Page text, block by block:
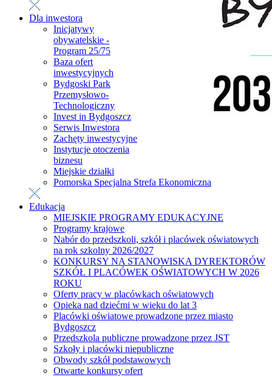
Dla inwestora
Inicjatywy
obywatelskie -
Program 25/75
Baza ofert
inwestycyjnych
Bydgoski Park
Przemysłowo-
Technologiczny
Invest in Bydgoszcz
Serwis Inwestora
Zachęty inwestycyjne
Instytucje otoczenia
biznesu
Miejskie działki
Pomorska Specjalna Strefa Ekonomiczna
Edukacja
MIEJSKIE PROGRAMY EDUKACYJNE
Programy krajowe
Nabór do przedszkoli, szkół i placówek oświatowych
na rok szkolny 2026/2027
KONKURSY NA STANOWISKA DYREKTORÓW
SZKÓŁ I PLACÓWEK OŚWIATOWYCH W 2026
ROKU
Oferty pracy w placówkach oświatowych
Opieka nad dziećmi w wieku do lat 3
Placówki oświatowe prowadzone przez miasto
Bydgoszcz
Przedszkola publiczne prowadzone przez JST
Szkoły i placówki niepubliczne
Obwody szkół podstawowych
Otwarte konkursy ofert